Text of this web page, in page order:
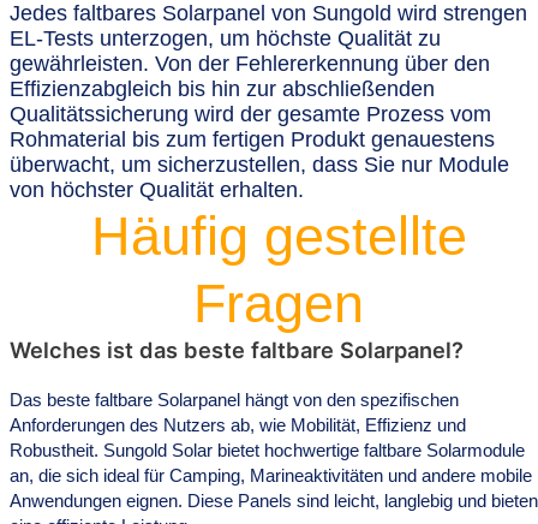
Jedes faltbares Solarpanel von Sungold wird strengen
EL-Tests unterzogen, um höchste Qualität zu
gewährleisten. Von der Fehlererkennung über den
Effizienzabgleich bis hin zur abschließenden
Qualitätssicherung wird der gesamte Prozess vom
Rohmaterial bis zum fertigen Produkt genauestens
überwacht, um sicherzustellen, dass Sie nur Module
von höchster Qualität erhalten.
Häufig gestellte
Fragen
Welches ist das beste faltbare Solarpanel?
Das beste faltbare Solarpanel hängt von den spezifischen
Anforderungen des Nutzers ab, wie Mobilität, Effizienz und
Robustheit. Sungold Solar bietet hochwertige faltbare Solarmodule
an, die sich ideal für Camping, Marineaktivitäten und andere mobile
Anwendungen eignen. Diese Panels sind leicht, langlebig und bieten